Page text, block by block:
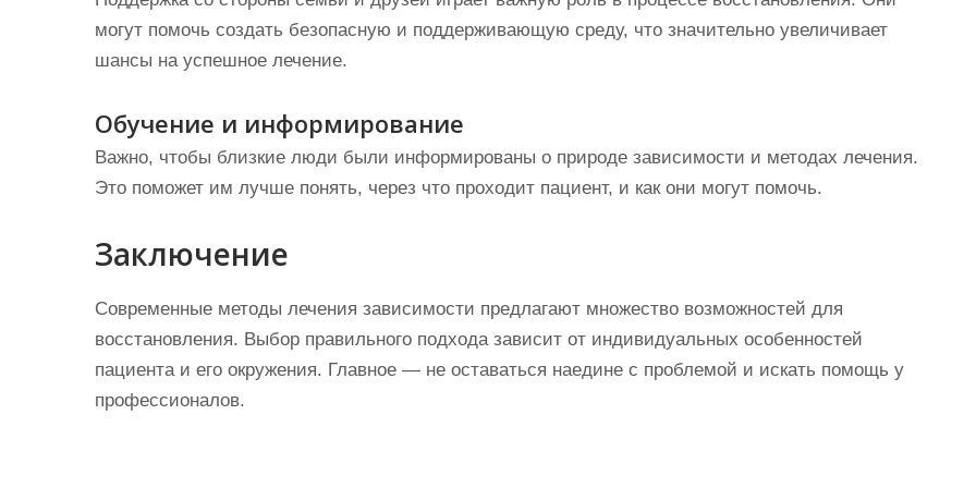
могут помочь создать безопасную и поддерживающую среду, что значительно увеличивает
шансы на успешное лечение.
Обучение и информирование
Важно, чтобы близкие люди были информированы о природе зависимости и методах лечения.
Это поможет им лучше понять, через что проходит пациент, и как они могут помочь.
Заключение
Современные методы лечения зависимости предлагают множество возможностей для
восстановления. Выбор правильного подхода зависит от индивидуальных особенностей
пациента и его окружения. Главное — не оставаться наедине с проблемой и искать помощь у
профессионалов.